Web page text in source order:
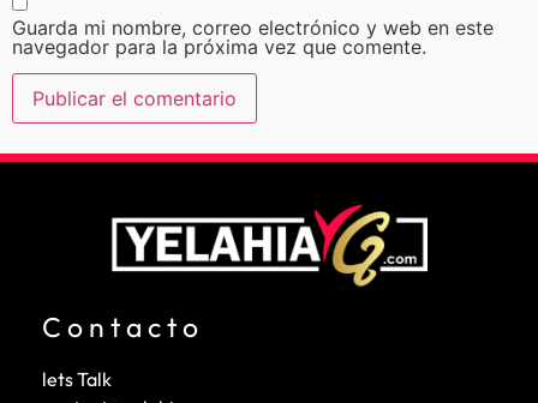
Guarda mi nombre, correo electrónico y web en este
navegador para la próxima vez que comente.
Contacto
lets Talk